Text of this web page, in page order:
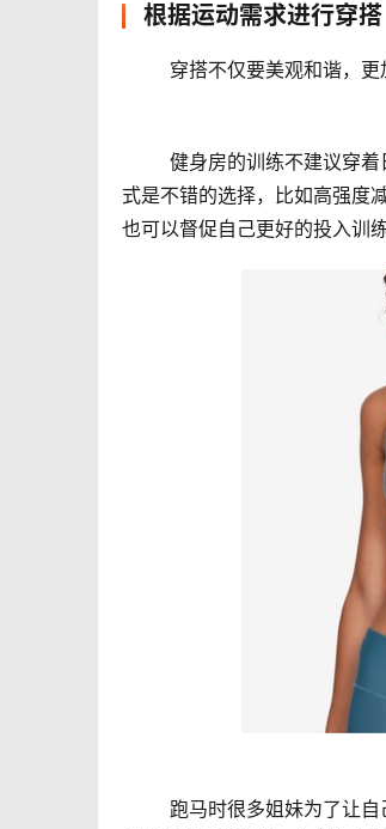
根据运动需求进行穿搭
穿搭不仅要美观和谐，
式是不错的选择，比如高强度
也可以督促自己更好的投入训练